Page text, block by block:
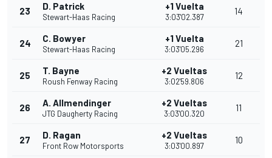
23 D. Patrick
Stewart-Haas Racing
+1 Vuelta
3:03'02.387
14
24 C. Bowyer
Stewart-Haas Racing
+1 Vuelta
3:03'05.296
21
25 T. Bayne
Roush Fenway Racing
+2 Vueltas
3:02'59.806
12
26 A. Allmendinger
JTG Daugherty Racing
+2 Vueltas
3:03'00.320
11
27 D. Ragan
Front Row Motorsports
+2 Vueltas
3:03'00.897
10